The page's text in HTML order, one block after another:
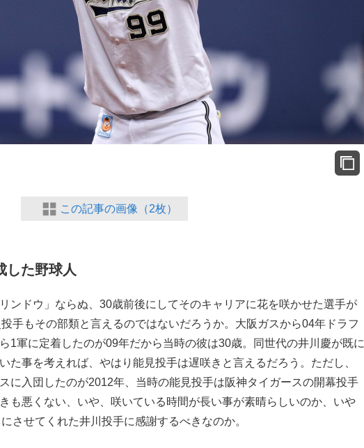
この記事の画像（2枚）
した野球人
ンドウ」ならぬ、30歳前後にしてそのキャリアに花を咲かせた選手が
手もその部類と言えるのではないだろうか。大阪ガスから04年ドラフ
1軍に定着したのが09年だから当時の彼は30歳。同世代の井川慶が既に
た事を考えれば、やはり能見投手は遅咲きと言えるだろう。ただし、
に入団したのが2012年、当時の能見投手は阪神タイガースの開幕投手
も悪くない、いや、咲いている時間が長い事が素晴らしいのか、いや
させてくれた井川投手に感謝するべきなのか。